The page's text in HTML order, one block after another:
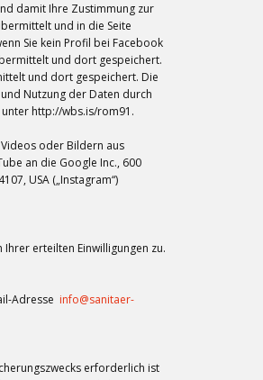
damit Ihre Zustimmung zur
und in die Seite
Sie kein Profil bei Facebook
und dort gespeichert.
und dort gespeichert. Die
Nutzung der Daten durch
unter http://wbs.is/rom91.
oder Bildern aus
an die Google Inc., 600
USA („Instagram“)
erteilten Einwilligungen zu.
Adresse info@sanitaer-
erforderlich ist